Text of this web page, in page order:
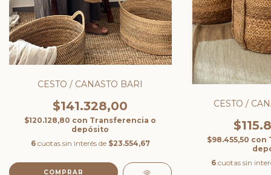
CESTO / CANASTO BARI
$141.328,00
$120.128,80 con Transferencia o
depósito
6 cuotas sin interés de $23.554,67
COMPRAR
CESTO /
$98.455,50 con
6 cuotas sin